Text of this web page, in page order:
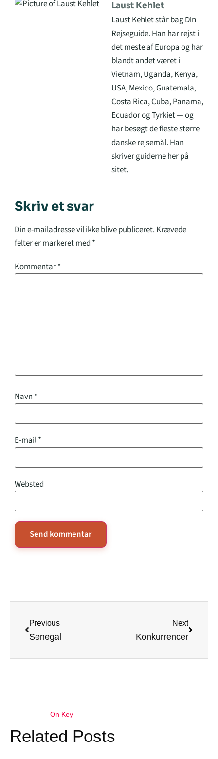
Laust Kehlet
Laust Kehlet står bag Din
Rejseguide. Han har rejst i
det meste af Europa og har
blandt andet været i
Vietnam, Uganda, Kenya,
USA, Mexico, Guatemala,
Costa Rica, Cuba, Panama,
Ecuador og Tyrkiet — og
har besøgt de fleste større
danske rejsemål. Han
skriver guiderne her på
sitet.
Skriv et svar
Din e-mailadresse vil ikke blive publiceret. Krævede
felter er markeret med *
Kommentar*
Navn *
E-mail*
Websted
Previous
Senegal
Next
Konkurrencer
On Key
Related Posts